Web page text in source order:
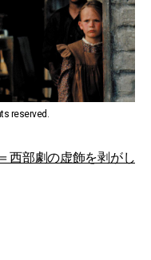
reserved.
西部劇の虚飾を剥がし